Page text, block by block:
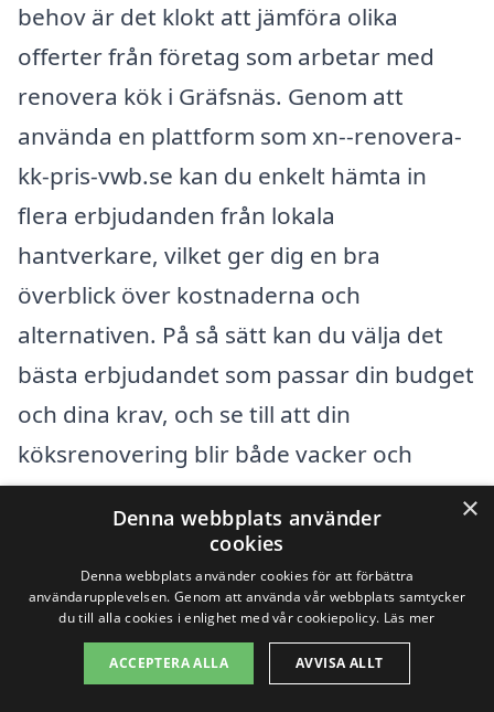
behov är det klokt att jämföra olika
offerter från företag som arbetar med
renovera kök i Gräfsnäs. Genom att
använda en plattform som xn--renovera-
kk-pris-vwb.se kan du enkelt hämta in
flera erbjudanden från lokala
hantverkare, vilket ger dig en bra
överblick över kostnaderna och
alternativen. På så sätt kan du välja det
bästa erbjudandet som passar din budget
och dina krav, och se till att din
köksrenovering blir både vacker och
funktionell.
Få 3 erbjudanden, gratis och utan
förpliktelser
×
Denna webbplats använder
cookies
Denna webbplats använder cookies för att förbättra
användarupplevelsen. Genom att använda vår webbplats samtycker
du till alla cookies i enlighet med vår cookiepolicy. Läs mer
ACCEPTERA ALLA AVVISA ALLT